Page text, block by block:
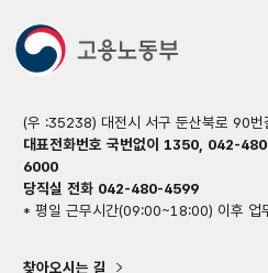
(우 :35238) 대전시 서구 둔산북로 90번
대표전화번호 국번없이 1350, 042-
6000
당직실 전화 042-480-4599
* 평일 근무시간(09:00~18:00) 이후 업
찾아오시는 길